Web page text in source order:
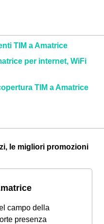
TIM a Amatrice
per internet, WiFi
TIM a Amatrice
le migliori promozioni
campo della
presenza